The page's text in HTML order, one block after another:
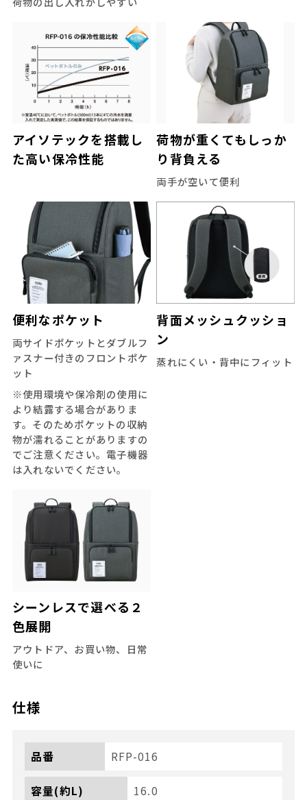
アイソテックを搭載し
た高い保冷性能
荷物が重くてもしっか
り背負える
両手が空いて便利
便利なポケット
両サイドポケットとダブルフ
ァスナー付きのフロントポケ
ット
※使用環境や保冷剤の使用に
より結露する場合がありま
す。そのためポケットの収納
物が濡れることがありますの
でご注意ください。電子機器
は入れないでください。
背面メッシュクッショ
ン
蒸れにくい・背中にフィット
シーンレスで選べる２
色展開
アウトドア、お買い物、日常
使いに
仕様
品番 RFP-016
容量(約L)
16.0